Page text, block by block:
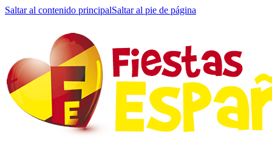
Saltar al contenido principalSaltar al pie de página